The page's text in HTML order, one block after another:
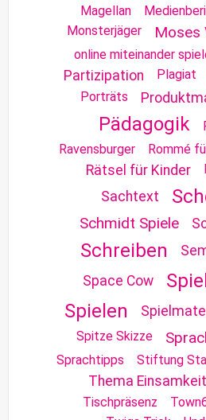
Magellan
Monsterjäger
Moses
online miteinander
Partizipation Plagiat
Porträts
Pädagogik
Ravensburger
Rommé
Rätsel für Kinder
Sachtext
Schmidt Spiele
Schreiben
Space Cow
Spiel
Spielen
Spitze Skizze
Sprachtipps Stiftung
Thema Einsamkeit
Tischpräsenz